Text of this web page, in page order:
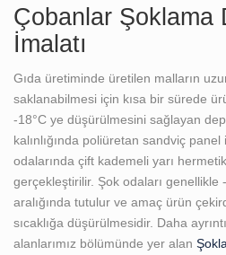
Çobanlar Şoklama
İmalatı
Gıda üretiminde üretilen malların
saklanabilmesi için kısa bir sürede
-18°C ye düşürülmesini sağlayan
kalınlığında poliüretan sandviç
odalarında çift kademeli yarı
gerçekleştirilir. Şok odaları genellikle
aralığında tutulur ve amaç ürün
sıcaklığa düşürülmesidir. Daha
alanlarımız bölümünde yer alan